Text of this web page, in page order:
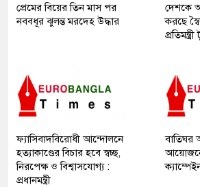
প্রেমের বিয়ের তিন মাস পর
নববধূর ঝুলন্ত মরদেহ উদ্ধার
দেশকে
করছে
ফ্যাসিবাদবিরোধী আন্দোলনে
হত্যাকাণ্ডের বিচার হবে স্বচ্ছ,
নিরপেক্ষ ও বিশ্বাসযোগ্য :
প্রধানমন্ত্রী
বাতিঘর
আয়োজনে